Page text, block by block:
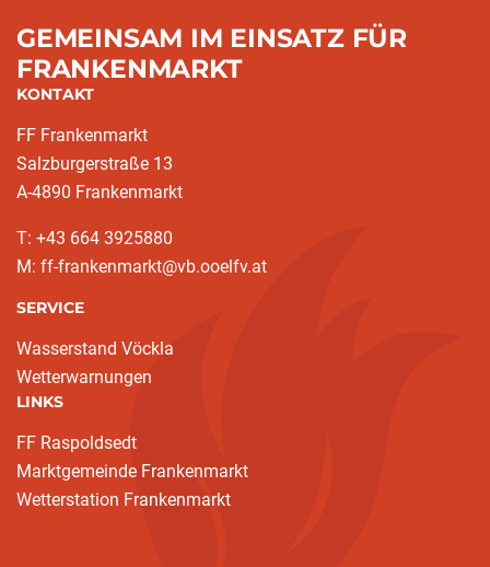
GEMEINSAM IM EINSATZ FÜR
FRANKENMARKT
KONTAKT
FF Frankenmarkt
Salzburgerstraße 13
A-4890 Frankenmarkt
T: +43 664 3925880
M: ff-frankenmarkt@vb.ooelfv.at
SERVICE
Wasserstand Vöckla
Wetterwarnungen
LINKS
FF Raspoldsedt
Marktgemeinde Frankenmarkt
Wetterstation Frankenmarkt